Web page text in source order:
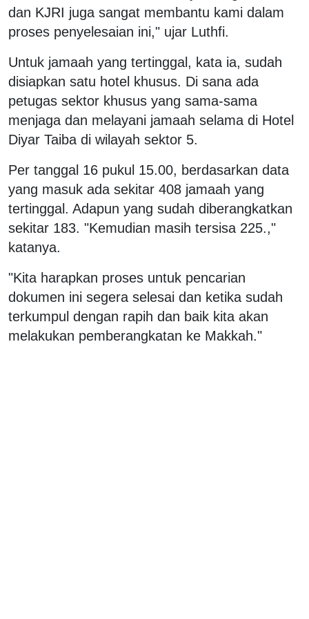
dan KJRI juga sangat membantu kami dalam
proses penyelesaian ini," ujar Luthfi.
Untuk jamaah yang tertinggal, kata ia, sudah
disiapkan satu hotel khusus. Di sana ada
petugas sektor khusus yang sama-sama
menjaga dan melayani jamaah selama di Hotel
Diyar Taiba di wilayah sektor 5.
Per tanggal 16 pukul 15.00, berdasarkan data
yang masuk ada sekitar 408 jamaah yang
tertinggal. Adapun yang sudah diberangkatkan
sekitar 183. "Kemudian masih tersisa 225.,"
katanya.
"Kita harapkan proses untuk pencarian
dokumen ini segera selesai dan ketika sudah
terkumpul dengan rapih dan baik kita akan
melakukan pemberangkatan ke Makkah."